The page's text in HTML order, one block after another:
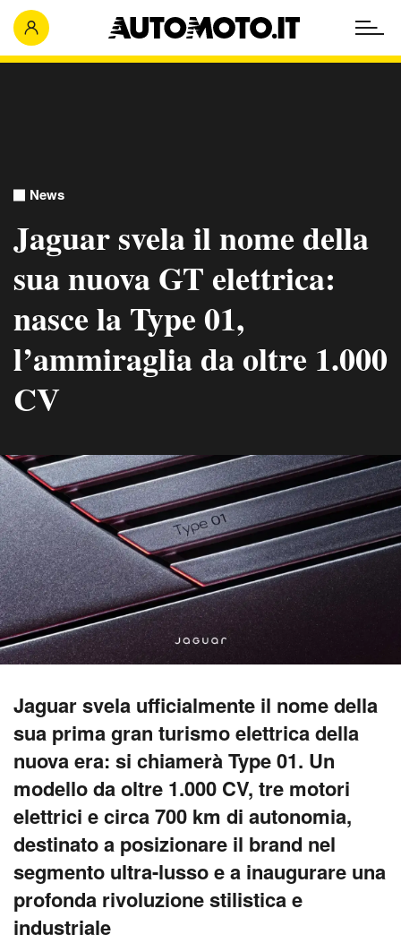
News
Jaguar svela il nome della
sua nuova GT elettrica:
nasce la Type 01,
l’ammiraglia da oltre 1.000
CV
Jaguar svela ufficialmente il nome della
sua prima gran turismo elettrica della
nuova era: si chiamerà Type 01. Un
modello da oltre 1.000 CV, tre motori
elettrici e circa 700 km di autonomia,
destinato a posizionare il brand nel
segmento ultra-lusso e a inaugurare una
profonda rivoluzione stilistica e
industriale